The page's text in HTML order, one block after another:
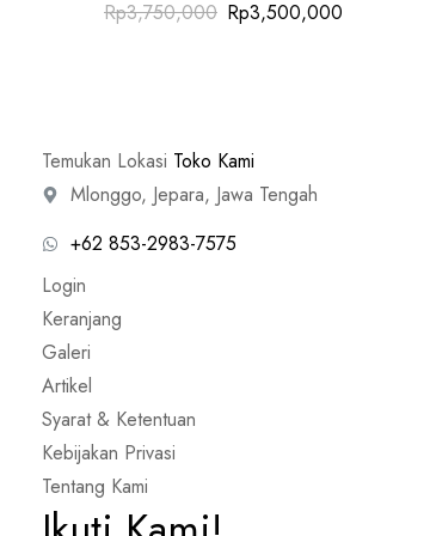
Rp3,750,000 Harga
aslinya
Rp3,500,000
Temukan Lokasi Toko Kami
Mlonggo, Jepara, Jawa Tengah
+62 853-2983-7575
Login
Keranjang
Galeri
Artikel
Syarat & Ketentuan
Kebijakan Privasi
Tentang Kami